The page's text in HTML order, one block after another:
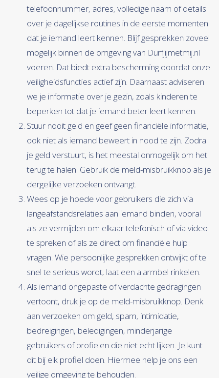
telefoonnummer, adres, volledige naam of details
over je dagelijkse routines in de eerste momenten
dat je iemand leert kennen. Blijf gesprekken zoveel
mogelijk binnen de omgeving van Durfjijmetmij.nl
voeren. Dat biedt extra bescherming doordat onze
veiligheidsfuncties actief zijn. Daarnaast adviseren
we je informatie over je gezin, zoals kinderen te
beperken tot dat je iemand beter leert kennen.
Stuur nooit geld en geef geen financiële informatie,
ook niet als iemand beweert in nood te zijn. Zodra
je geld verstuurt, is het meestal onmogelijk om het
terug te halen. Gebruik de meld-misbruikknop als je
dergelijke verzoeken ontvangt.
Wees op je hoede voor gebruikers die zich via
langeafstandsrelaties aan iemand binden, vooral
als ze vermijden om elkaar telefonisch of via video
te spreken of als ze direct om financiële hulp
vragen. Wie persoonlijke gesprekken ontwijkt of te
snel te serieus wordt, laat een alarmbel rinkelen.
Als iemand ongepaste of verdachte gedragingen
vertoont, druk je op de meld-misbruikknop. Denk
aan verzoeken om geld, spam, intimidatie,
bedreigingen, beledigingen, minderjarige
gebruikers of profielen die niet echt lijken. Je kunt
dit bij elk profiel doen. Hiermee help je ons een
veilige omgeving te behouden.